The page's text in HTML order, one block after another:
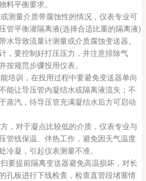
料平衡要求。
测量介质带腐蚀性的情况，仪表专业可
管平衡灌隔离液(选择合适比重的隔离液)
水导致流量计测量或介质腐蚀变送器。
，要控制好打压压力，并注意排除气
按规范步骤投用仪表。
培训，在投用过程中要避免变送器单向
能让导压管内凝结水或隔离液流失；不
蒸汽，待导压管充满凝结水后方可启动
，对于凝点比较低的介质，仪表专业与
管线保温、伴热工作，避免因天气温度
冷凝，引起仪表测量不准。
要提前隔离变送器避免高温损坏，对长
孔板进行下线检查，检查直管段堵塞情